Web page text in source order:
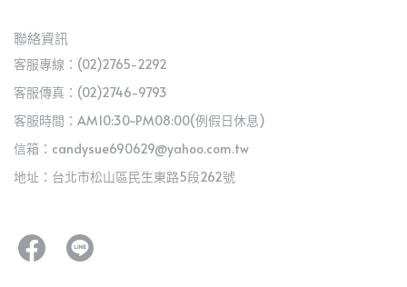
聯絡資訊
客服專線：(02)2765-2292
客服傳真：(02)2746-9793
客服時間：AM10:30~PM08:00(例假日休息)
信箱：candysue690629@yahoo.com.tw
地址：台北市松山區民生東路5段262號